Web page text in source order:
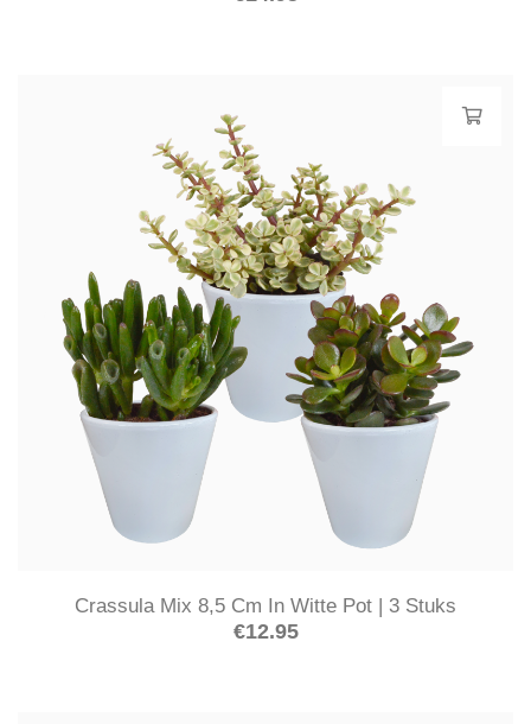
Crassula Mix 8,5 Cm In Witte Pot | 3 Stuks
€12.95